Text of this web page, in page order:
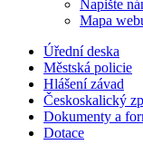
Napište
Mapa
Úřední deska
Městská policie
Hlášení závad
Českoskalický
Dokumenty a
Dotace